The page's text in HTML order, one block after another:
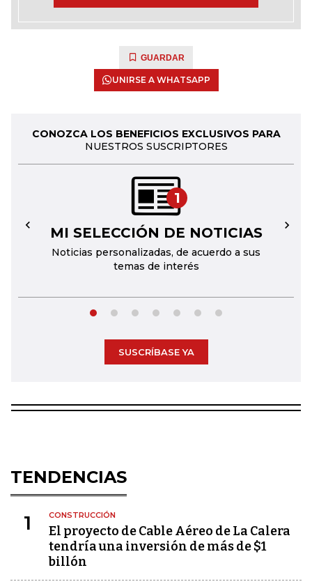
GUARDAR
UNIRSE A WHATSAPP
CONOZCA LOS BENEFICIOS EXCLUSIVOS PARA
NUESTROS SUSCRIPTORES
1
MI SELECCIÓN DE NOTICIAS
Noticias personalizadas, de acuerdo a sus
temas de interés
← →
SUSCRÍBASE YA
TENDENCIAS
1 CONSTRUCCIÓN
El proyecto de Cable Aéreo de La Calera
tendría una inversión de más de $1
billón